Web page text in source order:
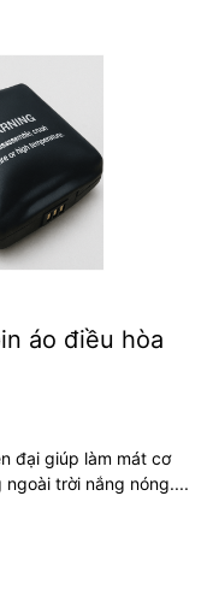
áo điều hòa
đại giúp làm mát cơ
trời nắng nóng....